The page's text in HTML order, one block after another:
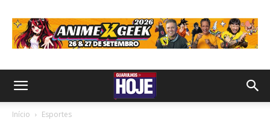
Início Esportes